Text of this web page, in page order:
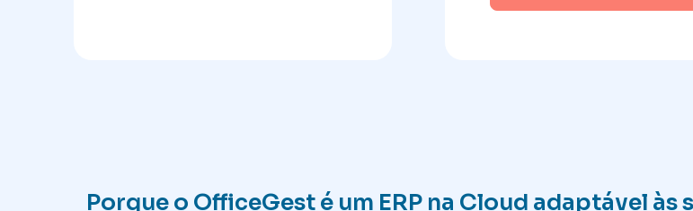
Porque o OfficeGest é um ERP na Cloud adaptável